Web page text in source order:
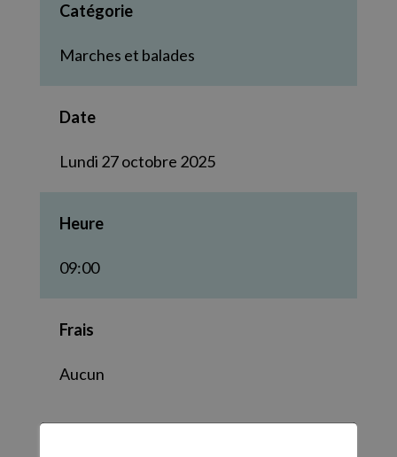
Catégorie
Marches et balades
Date
Lundi 27 octobre 2025
Heure
09:00
Frais
Aucun